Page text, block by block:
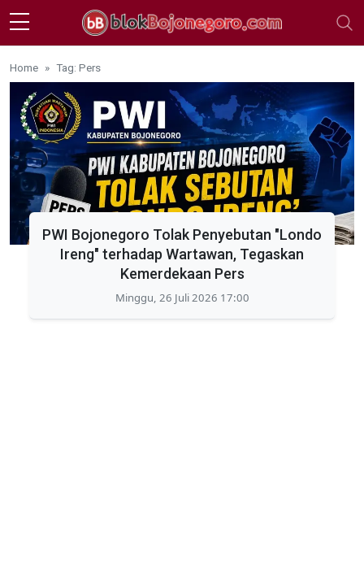
Skip to main content
Home Tag: Pers
PWI Bojonegoro Tolak Penyebutan "Londo
Ireng" terhadap Wartawan, Tegaskan
Kemerdekaan Pers
Minggu, 26 Juli 2026 17:00